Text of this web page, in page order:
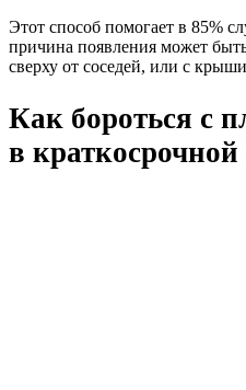
Этот способ помогает в 85%
причина появления может
сверху от соседей, или с
Как бороться с
в краткосрочной